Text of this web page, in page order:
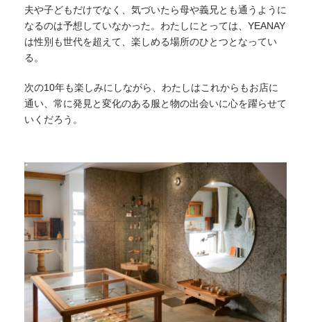
夫や子どもだけでなく、気づいたら母や義兄とも通うように
なるのは予想していなかった。わたしにとっては、YEANAY
は性別も世代を超えて、楽しめる場所のひとつとなってい
る。
次の10年も楽しみにしながら、わたしはこれからもお店に
通い、常に発見と変化のある服と物の出会いに心を躍らせて
いくだろう。